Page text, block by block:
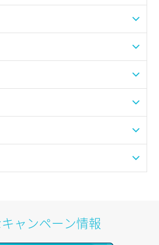
け
アイテム指定）
ャンペーン情報